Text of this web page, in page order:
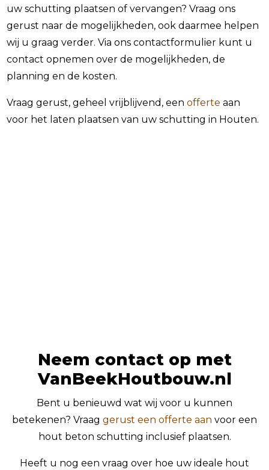
uw schutting plaatsen of vervangen? Vraag ons
gerust naar de mogelijkheden, ook daarmee helpen
wij u graag verder. Via ons contactformulier kunt u
contact opnemen over de mogelijkheden, de
planning en de kosten.
Vraag gerust, geheel vrijblijvend, eenofferte aan
voor het laten plaatsen van uw schutting in Houten.
Neem contact op met
VanBeekHoutbouw.nl
Bent u benieuwd wat wij voor u kunnen
betekenen? Vraag gerust een offerte aan voor een
hout beton schutting inclusief plaatsen.
Heeft u nog een vraag over hoe uw ideale hout